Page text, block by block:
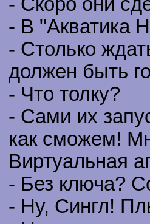
- В "Акватика
- Столько
должен быть
- Что толку?
- Сами их
как сможем!
Виртуальная
- Без ключа?
- Ну, Сингл!